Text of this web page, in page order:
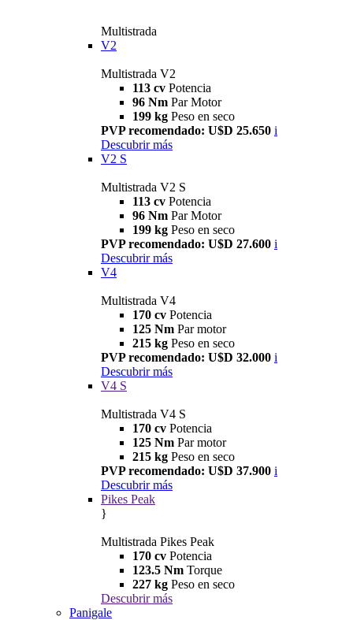
Multistrada
V2
Multistrada V2
113 cv Potencia
96 Nm Par Motor
199 kg Peso en seco
PVP recomendado: U$D 25.650 i
Descubrir más
V2 S
Multistrada V2 S
113 cv Potencia
96 Nm Par Motor
199 kg Peso en seco
PVP recomendado: U$D 27.600 i
Descubrir más
V4
Multistrada V4
170 cv Potencia
125 Nm Par motor
215 kg Peso en seco
PVP recomendado: U$D 32.000 i
Descubrir más
V4 S
Multistrada V4 S
170 cv Potencia
125 Nm Par motor
215 kg Peso en seco
PVP recomendado: U$D 37.900 i
Descubrir más
Pikes Peak
}
Multistrada Pikes Peak
170 cv Potencia
123.5 Nm Torque
227 kg Peso en seco
Descubrir más
Panigale